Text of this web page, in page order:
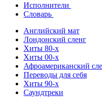
Исполнители
Словарь
Английский мат
Лондонский сленг
Хиты 80-х
Хиты 00-х
Афроамериканский
Переводы для себя
Хиты 90-х
Саундтреки